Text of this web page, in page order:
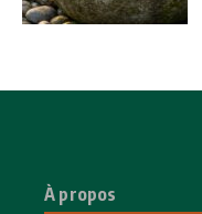
À propos